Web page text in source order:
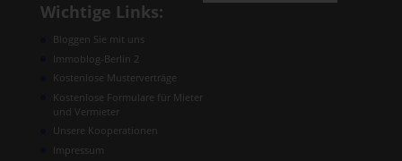
Wichtige Links:
Bloggen Sie mit uns
Immoblog-Berlin 2
Kostenlose Musterverträge
Kostenlose Formulare für Mieter
und Vermieter
Unsere Kooperationen
Impressum